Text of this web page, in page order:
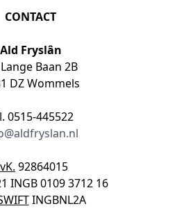
CONTACT
Ald Fryslân
Baan 2B
DZ Wommels
0515-445522
92864015
INGB 0109 3712 16
INGBNL2A